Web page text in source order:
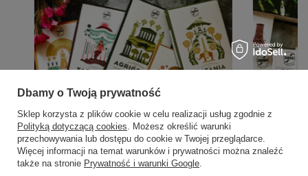
Dbamy o Twoją prywatność
Sklep korzysta z plików cookie w celu realizacji usług zgodnie z
Polityką dotyczącą cookies. Możesz określić warunki
przechowywania lub dostępu do cookie w Twojej przeglądarce.
Więcej informacji na temat warunków i prywatności można znaleźć
także na stronie Prywatność i warunki Google.